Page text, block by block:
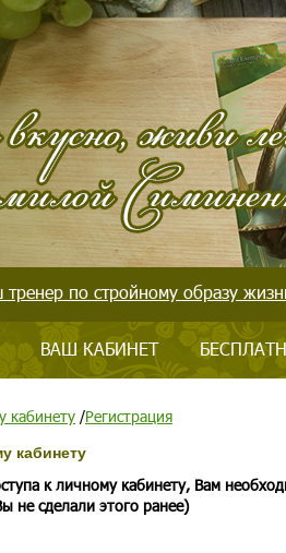
тренер по стройному образу
ВАШ КАБИНЕТ
кабинету /Регистрация
кабинету
к личному кабинету, Вам
не сделали этого ранее)